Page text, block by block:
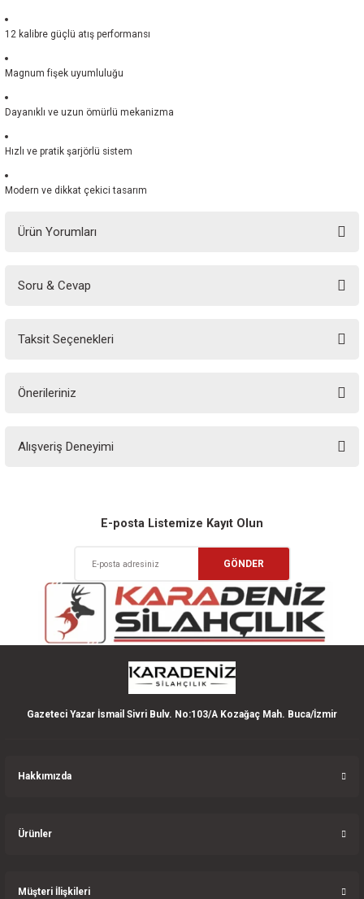
12 kalibre güçlü atış performansı
Magnum fişek uyumluluğu
Dayanıklı ve uzun ömürlü mekanizma
Hızlı ve pratik şarjörlü sistem
Modern ve dikkat çekici tasarım
Ürün Yorumları
Soru & Cevap
Taksit Seçenekleri
Önerileriniz
yetersiz gördüğünüz noktaları öneri formunu kullanarak tarafımıza
Ürün resmi kalitesiz, bozuk veya görüntülenemiyor.
Ürün açıklamasında eksik bilgiler bulunuyor.
Ürün bilgilerinde hatalar bulunuyor.
Ürün fiyatı diğer sitelerden daha pahalı.
Bu ürüne benzer farklı alternatifler olmalı.
Alışveriş Deneyimi
Deneyimini Paylaş
E-posta Listemize Kayıt Olun
GÖNDER
Gazeteci Yazar İsmail Sivri Bulv. No:103/A Kozağaç Mah. Buca/İzmir
Hakkımızda
Ürünler
Müşteri İlişkileri